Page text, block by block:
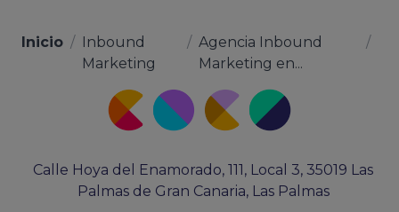
Inicio / Inbound
Marketing
/ Agencia Inbound
Marketing en...
/
Calle Hoya del Enamorado, 111, Local 3, 35019 Las
Palmas de Gran Canaria, Las Palmas